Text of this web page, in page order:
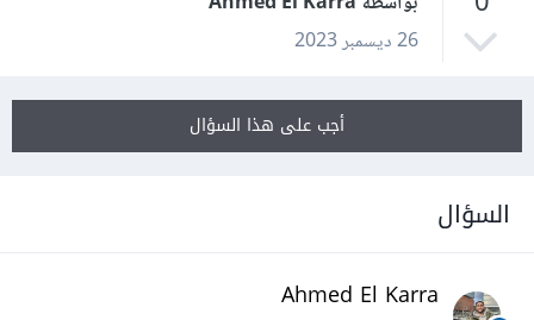
26 ديسمبر 2023
أجب على هذا السؤال
السؤال
Ahmed El Karra